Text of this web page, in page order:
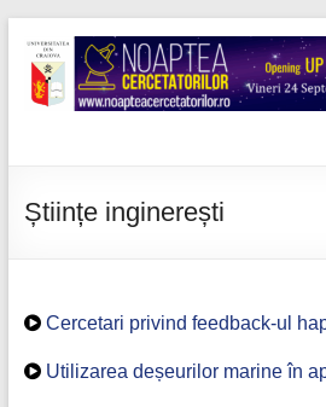
content
Științe inginerești
Cercetari privind feedback-ul
Utilizarea deșeurilor marine în